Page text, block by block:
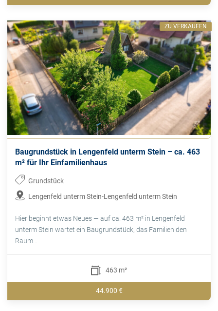
Baugrundstück in Lengenfeld unterm Stein – ca. 463
m² für Ihr Einfamilienhaus
Grundstück
Lengenfeld unterm Stein-Lengenfeld unterm Stein
Hier beginnt etwas Neues — auf ca. 463 m² in Lengenfeld
unterm Stein wartet ein Baugrundstück, das Familien den
Raum...
463 m²
44.900 €
ZU VERKAUFEN